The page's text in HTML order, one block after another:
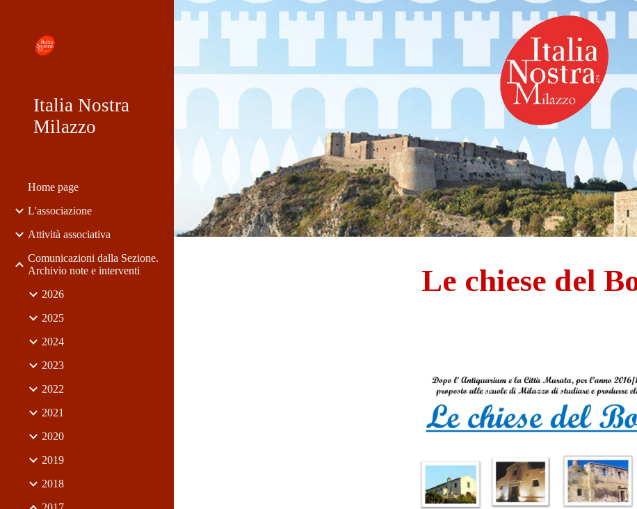
Skip to navigation
Italia Nostra
Milazzo
Home page
L'associazione
Attività associativa
Comunicazioni dalla Sezione.
Archivio note e interventi
2026
2025
2024
2023
2022
2021
2020
2019
2018
Le chiese del